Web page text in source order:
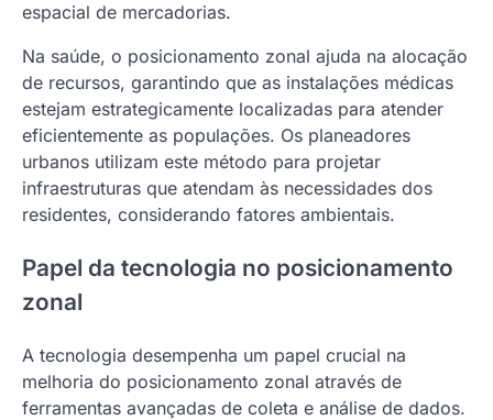
espacial de mercadorias.
Na saúde, o posicionamento zonal ajuda na alocação
de recursos, garantindo que as instalações médicas
estejam estrategicamente localizadas para atender
eficientemente as populações. Os planeadores
urbanos utilizam este método para projetar
infraestruturas que atendam às necessidades dos
residentes, considerando fatores ambientais.
Papel da tecnologia no posicionamento
zonal
A tecnologia desempenha um papel crucial na
melhoria do posicionamento zonal através de
ferramentas avançadas de coleta e análise de dados.